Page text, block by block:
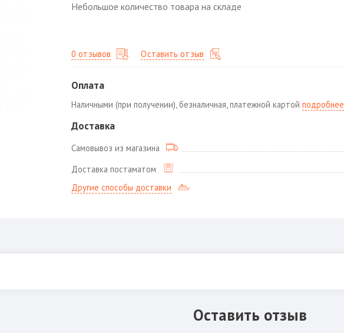
Небольшое количество товара на складе
0 отзывов Оставить отзыв
Оплата
Наличными (при получении), безналичная, платежной картойподробнее
Доставка
Самовывоз из магазина
Доставка постаматом
Другие способы доставки
Оставить отзыв